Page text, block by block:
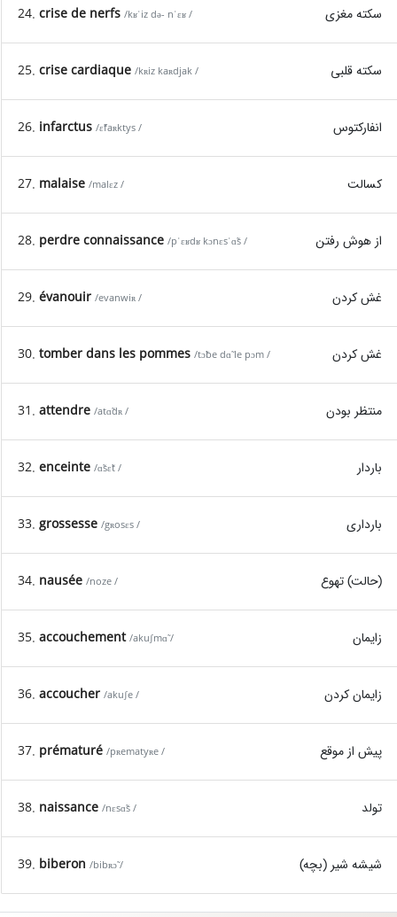
24. crise de nerfs /kʁˈiz də- nˈɛʁ / سکته مغزی
25. crise cardiaque /kʀiz kaʀdjak / سکته قلبی
26. infarctus /ɛ̃faʀktys / انفارکتوس
27. malaise /malɛz / کسالت
28. perdre connaissance /pˈɛʁdʁ kɔnɛsˈɑ̃s / از هوش رفتن
29. évanouir /evanwiʀ / غش کردن
30. tomber dans les pommes /tɔ̃be dɑ̃ le pɔm / غش کردن
31. attendre /atɑ̃dʀ / منتظر بودن
32. enceinte /ɑ̃sɛ̃t / باردار
33. grossesse /gʀosɛs / بارداری
34. nausée /noze / (حالت) تهوع
35. accouchement /akuʃmɑ̃ / زایمان
36. accoucher /akuʃe / زایمان کردن
37. prématuré /pʀematyʀe / پیش از موقع
38. naissance /nɛsɑ̃s / تولد
39. biberon /bibʀɔ̃ / شیشه شیر (بچه)